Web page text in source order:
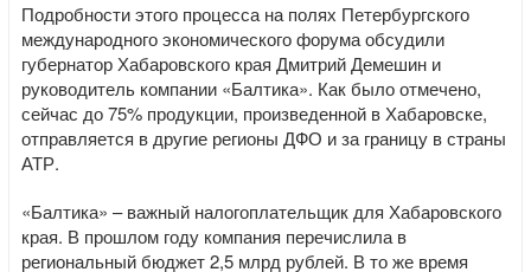
Подробности этого процесса на полях Петербургского
международного экономического форума обсудили
губернатор Хабаровского края Дмитрий Демешин и
руководитель компании «Балтика». Как было отмечено,
сейчас до 75% продукции, произведенной в Хабаровске,
отправляется в другие регионы ДФО и за границу в страны
АТР.
«Балтика» – важный налогоплательщик для Хабаровского
края. В прошлом году компания перечислила в
региональный бюджет 2,5 млрд рублей. В то же время